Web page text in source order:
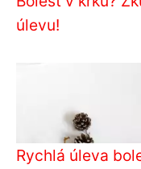
úlevu!
Rychlá úleva